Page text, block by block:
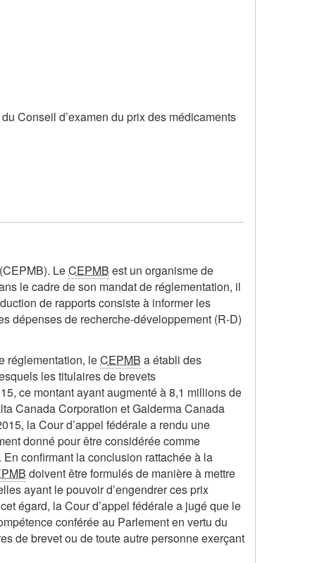
Conseil d’examen du prix des médicaments
LeCEPMB est un organisme de
le cadre de son mandat de réglementation, il
de rapports consiste à informer les
dépenses de recherche-développement (R-D)
réglementation, leCEPMB a établi des
les titulaires de brevets
ce montant ayant augmenté à 8,1 millions de
Canada Corporation et Galderma Canada
la Cour d’appel fédérale a rendu une
donné pour être considérée comme
En confirmant la conclusion rattachée à la
doivent être formulés de manière à mettre
ayant le pouvoir d’engendrer ces prix
égard, la Cour d’appel fédérale a jugé que le
conférée au Parlement en vertu du
de brevet ou de toute autre personne exerçant